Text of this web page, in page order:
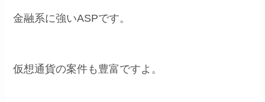
金融系に強いASPです。
仮想通貨の案件も豊富ですよ。